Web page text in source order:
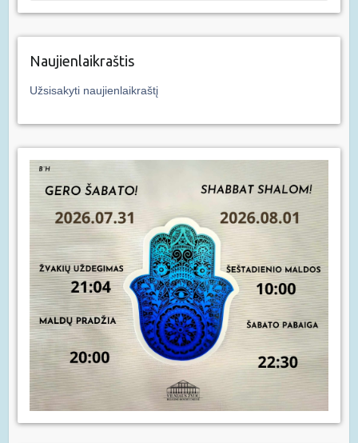
Naujienlaikraštis
Užsisakyti naujienlaikraštį